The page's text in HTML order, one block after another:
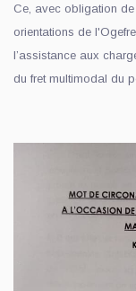
Ce, avec obligation
orientations de
l’assistance aux
du fret multimodal du